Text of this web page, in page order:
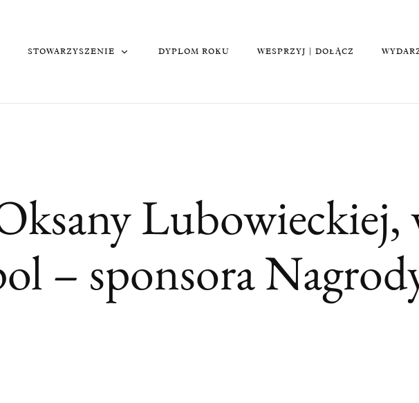
STOWARZYSZENIE DYPLOM ROKU WESPRZYJ | DOŁĄCZ
Lubowieckiej,
– sponsora